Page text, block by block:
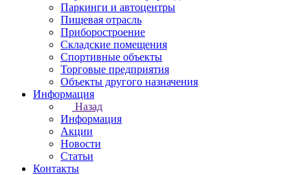
Паркинги и автоцентры
Пищевая отрасль
Приборостроение
Складские помещения
Спортивные объекты
Торговые предприятия
Объекты другого назначения
Информация
Назад
Информация
Акции
Новости
Статьи
Контакты